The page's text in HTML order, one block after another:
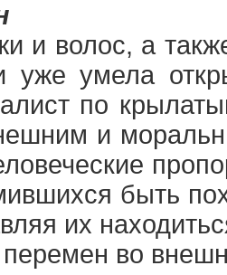
и волос, а
уже умела
по
и
быть
их
во